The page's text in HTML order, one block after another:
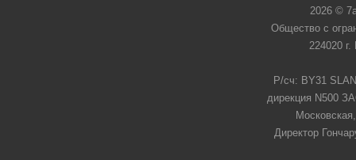
2026 ©
Общество с
224020
Р/сч: BY31
дирекция N500
Директор